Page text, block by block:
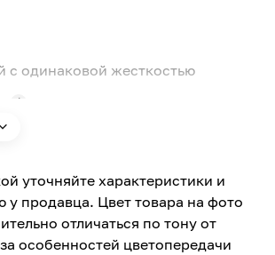
с одинаковой жесткостью
пружин
уточняйте характеристики и
у продавца. Цвет товара на фото
отличаться по тону от
особенностей цветопередачи